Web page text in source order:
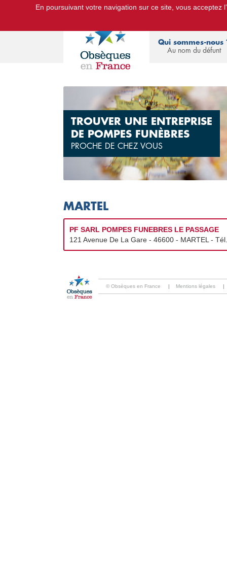
Le Portail d'Informations Obsèques :devis
Qui sommes-nous
Au nom du défunt
TROUVER UNE ENTREPRISE
DE POMPES FUNÈBRES
PROCHE DE CHEZ VOUS
MARTEL
PF SARL POMPES FUNEBRES LE PASSAGE
121 Avenue De La Gare - 46600 - MARTEL -
© Obsèques en France | Mentions légales |
En poursuivant votre navigation sur ce site, vous